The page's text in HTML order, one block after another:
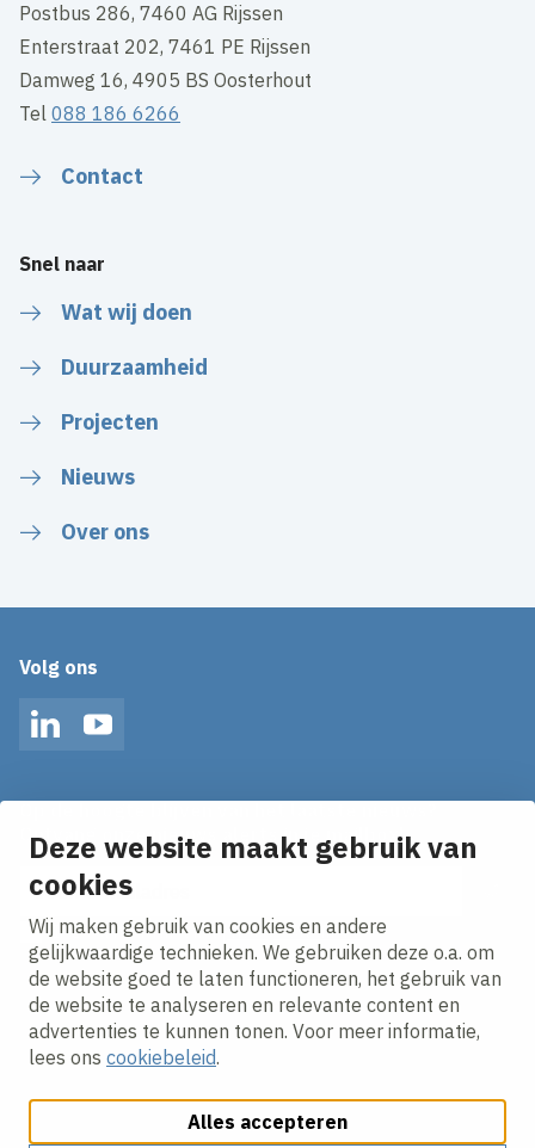
Deze website maakt gebruik van
cookies
Wij maken gebruik van cookies en andere
gelijkwaardige technieken. We gebruiken deze o.a. om
de website goed te laten functioneren, het gebruik van
de website te analyseren en relevante content en
advertenties te kunnen tonen. Voor meer informatie,
lees ons cookiebeleid.
Alles accepteren
Postbus 286, 7460 AG Rijssen
Enterstraat 202, 7461 PE Rijssen
Damweg 16, 4905 BS Oosterhout
Tel088 186 6266
Contact
Snel naar
Wat wij doen
Duurzaamheid
Projecten
Nieuws
Over ons
Volg ons
LinkedInYouTube
Ontvang onze nieuws alerts in je mailbox!
E-mailadres
Ik ga akkoord met hetprivacy statement.
Cookies aanpassenCookie beleidPrivacy policy